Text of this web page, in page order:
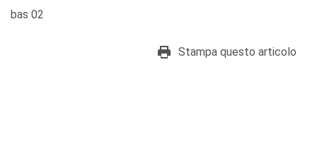
bas 02
Stampa questo articolo